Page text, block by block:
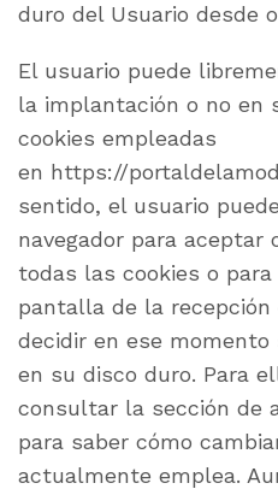
duro del Usuario desde
El usuario puede
la implantación o no en
cookies empleadas
en https://
sentido, el usuario
navegador para aceptar
todas las cookies o
pantalla de la recepción
decidir en ese
en su disco duro. Para
consultar la sección de
para saber cómo
actualmente emplea.